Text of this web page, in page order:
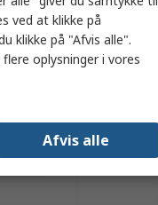
ved at klikke på
klikke på "Afvis alle".
oplysninger i vores
Afvis alle